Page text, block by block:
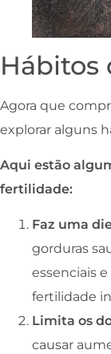
Hábitos
Agora que
explorar alguns
Aqui estão
fertilidade:
Faz uma
gorduras
essenciais
fertilidade
Limita os
causar